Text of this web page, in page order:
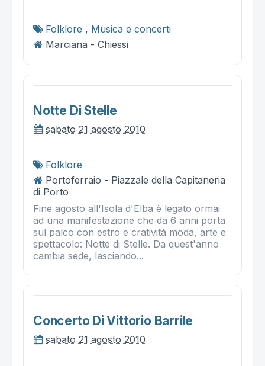
Folklore , Musica e concerti
Marciana - Chiessi
Notte Di Stelle
sabato 21 agosto 2010
Folklore
Portoferraio - Piazzale della Capitaneria
di Porto
Fine agosto all'Isola d'Elba è legato ormai
ad una manifestazione che da 6 anni porta
sul palco con estro e cratività moda, arte e
spettacolo: Notte di Stelle. Da quest'anno
cambia sede, lasciando...
Concerto Di Vittorio Barrile
sabato 21 agosto 2010